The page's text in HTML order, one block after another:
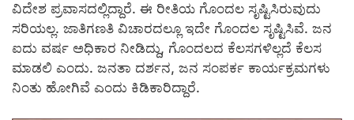
ವಿದೇಶ ಪ್ರವಾಸದಲ್ಲಿದ್ದಾರೆ. ಈ ರೀತಿಯ ಗೊಂದಲ ಸೃಷ್ಟಿಸಿರುವುದು
ಸರಿಯಲ್ಲ. ಜಾತಿಗಣತಿ ವಿಚಾರದಲ್ಲೂ ಇದೇ ಗೊಂದಲ ಸೃಷ್ಟಿಸಿವೆ. ಜನ
ಐದು ವರ್ಷ ಅಧಿಕಾರ ನೀಡಿದ್ದು, ಗೊಂದಲದ ಕೆಲಸಗಳಿಲ್ಲದೆ ಕೆಲಸ
ಮಾಡಲಿ ಎಂದು. ಜನತಾ ದರ್ಶನ, ಜ‌ನ ಸಂಪರ್ಕ ಕಾರ್ಯಕ್ರಮಗಳು
ನಿಂತು ಹೋಗಿವೆ ಎಂದು ಕಿಡಿಕಾರಿದ್ದಾರೆ.